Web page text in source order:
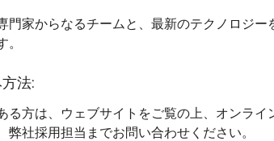
門家からなるチームと、最新のテクノロジ
。
法:
る方は、ウェブサイトをご覧の上、オンラ
弊社採用担当までお問い合わせください。